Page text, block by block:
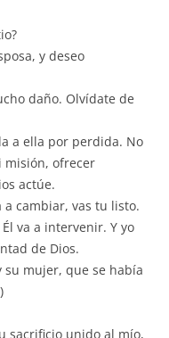
y deseo
daño. Olvídate de
a ella por perdida. No
misión, ofrecer
actúe.
a cambiar, vas tu listo.
va a intervenir. Y yo
de Dios.
su mujer, que se había
sacrificio unido al mío,